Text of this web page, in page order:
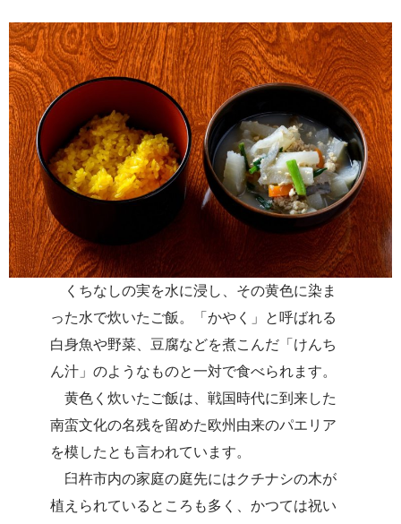
くちなしの実を水に浸し、その黄色に染ま
った水で炊いたご飯。「かやく」と呼ばれる
白身魚や野菜、豆腐などを煮こんだ「けんち
ん汁」のようなものと一対で食べられます。
黄色く炊いたご飯は、戦国時代に到来した
南蛮文化の名残を留めた欧州由来のパエリア
を模したとも言われています。
臼杵市内の家庭の庭先にはクチナシの木が
植えられているところも多く、かつては祝い